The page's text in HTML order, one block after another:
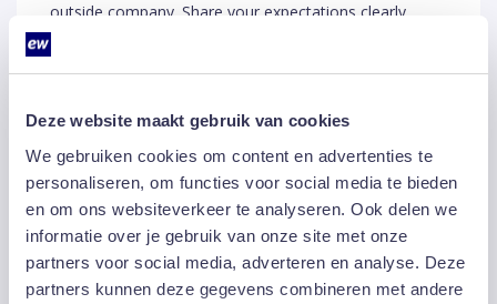
Deze website maakt gebruik van cookies
We gebruiken cookies om content en advertenties te
personaliseren, om functies voor social media te bieden
en om ons websiteverkeer te analyseren. Ook delen we
informatie over je gebruik van onze site met onze
partners voor social media, adverteren en analyse. Deze
partners kunnen deze gegevens combineren met andere
outside company. Share your expectations clearly,
build trust, communicate often, and always show
appreciation. That’s what makes the partnership work
Waarom dit team de EW
Facility Award won
De prijs was voor het team een verrassing:“We doen
gewoon elke dag ons werk.”
Juist dat dagelijkse
samenspel viel de jury op. Constante kwaliteit, warm